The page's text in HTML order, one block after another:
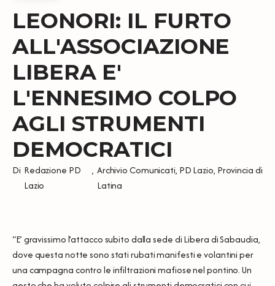
LEONORI: IL FURTO
ALL'ASSOCIAZIONE
LIBERA E'
L'ENNESIMO COLPO
AGLI STRUMENTI
DEMOCRATICI
Di Redazione PD
Lazio
, Archivio Comunicati, PD Lazio, Provincia di
Latina
“E’ gravissimo l’attacco subito dalla sede di Libera di Sabaudia,
dove questa notte sono stati rubati manifesti e volantini per
una campagna contro le infiltrazioni mafiose nel pontino. Un